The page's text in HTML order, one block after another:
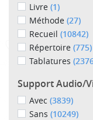
Livre (1)
Méthode (27)
Recueil (10842)
Répertoire (775)
Tablatures
Support Audio/
Avec (3839)
Sans (10249)